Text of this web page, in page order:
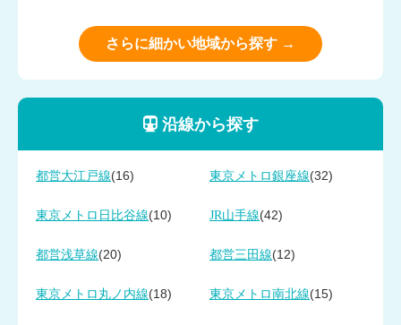
さらに細かい地域から探す →
沿線から探す
都営大江戸線(16) 東京メトロ銀座線(32)
東京メトロ日比谷線(10) JR山手線(42)
都営浅草線(20) 都営三田線(12)
東京メトロ丸ノ内線(18) 東京メトロ南北線(15)